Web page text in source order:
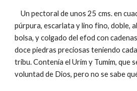
Un pectoral de unos 25 cms. en
púrpura, escarlata y lino fino, doble,
bolsa, y colgado del efod con
doce piedras preciosas teniendo
tribu. Contenía el Urim y Tumim, que
voluntad de Dios, pero no se sabe